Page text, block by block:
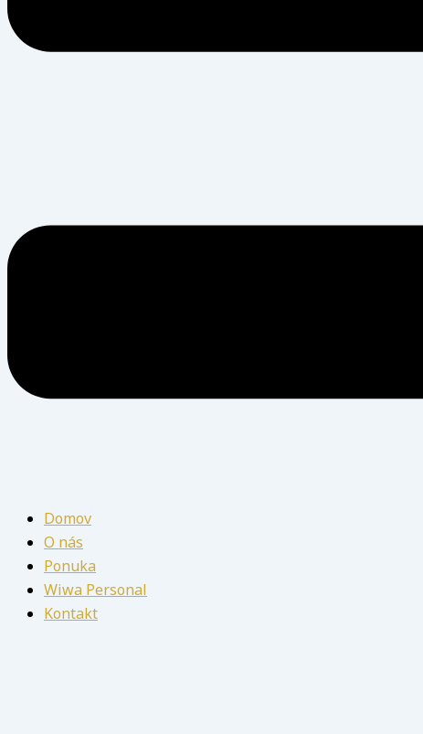
Domov
O nás
Ponuka
Wiwa Personal
Kontakt